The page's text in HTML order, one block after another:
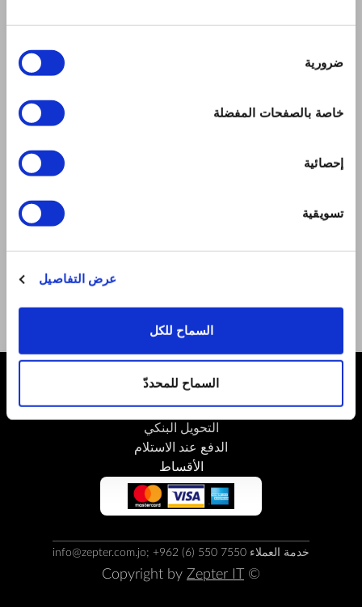
الموافقة
ضرورية
خاصة بالصفحات المفضلة
إحصائية
تسويقية
عرض التفاصيل
السماح للكل
السماح للمحددّ
من نحن
الشروط
شروط ولوائح نادي سبتر
مراكز الاصلاح
طرق الدفع
التحويل البنكي
الدفع عند الاستلام
الأقساط
خدمة العملاء info@zepter.com.jo; +962 (6) 550 7550
© Copyright by
Zepter IT